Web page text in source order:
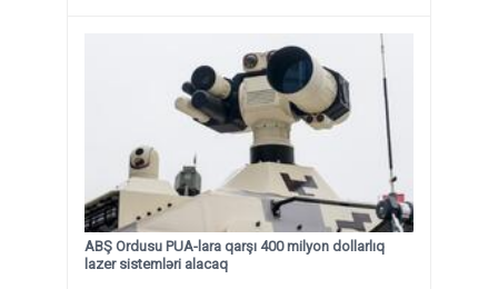
ABŞ Ordusu PUA-lara qarşı 400 milyon dollarlıq
lazer sistemləri alacaq